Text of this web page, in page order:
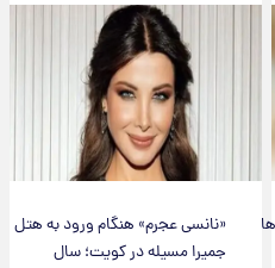
«نانسی عجرم» هنگام ورود به هتل
جمیرا مسیله در کویت؛ سال